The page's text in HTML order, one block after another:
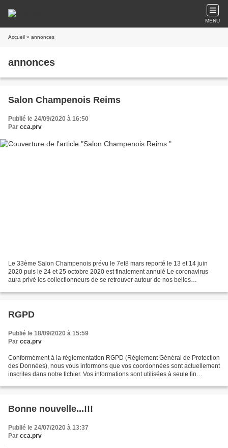
MENU
Accueil » annonces
annonces
Salon Champenois Reims
Publié le 24/09/2020 à 16:50
Par cca.prv
Le 33ème Salon Champenois prévu le 7et8 mars reporté le 13 et 14 juin
2020 puis le 24 et 25 octobre 2020 est finalement annulé Le coronavirus
aura privé les collectionneurs de se retrouver autour de nos belles
RGPD
Publié le 18/09/2020 à 15:59
Par cca.prv
Conformément à la réglementation RGPD (Règlement Général de Protection
des Données), nous vous informons que vos coordonnées sont actuellement
inscrites dans notre fichier. Vos informations sont utilisées à seule fin
Bonne nouvelle...!!!
Publié le 24/07/2020 à 13:37
Par cca.prv